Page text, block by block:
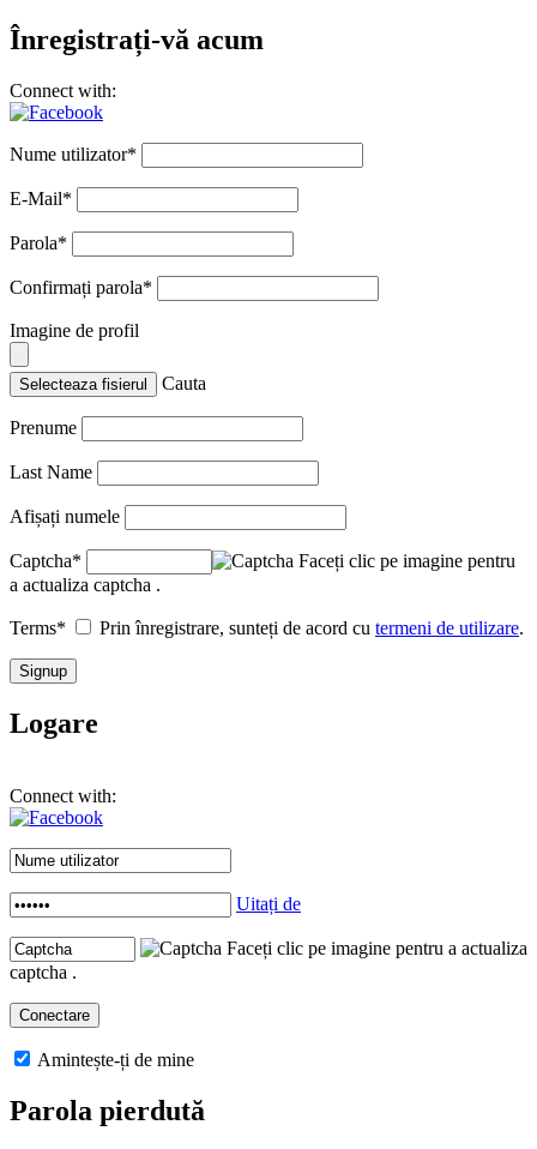
Înregistrați-vă acum
Connect with:
Nume utilizator*
E-Mail*
Parola*
Confirmați parola*
Imagine de profil
Selecteaza fisierul Cauta
Prenume
Last Name
Afișați numele
Captcha*
Faceți clic pe imagine pentru
a actualiza captcha .
Terms* Prin înregistrare, sunteți de acord cu termeni de utilizare.
Logare
Connect with:
Uitați de
Faceți clic pe imagine pentru a actualiza
captcha .
Amintește-ți de mine
Parola pierdută